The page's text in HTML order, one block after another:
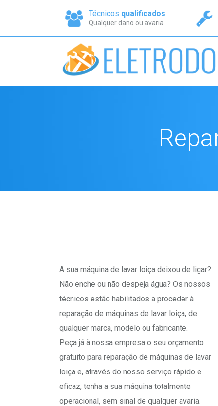
Técnicos qualificados
Qualquer dano ou avaria
A sua máquina de lavar loiça deixou de ligar?
Não enche ou não despeja água? Os nossos
técnicos estão habilitados a proceder à
reparação de máquinas de lavar loiça, de
qualquer marca, modelo ou fabricante.
Peça já à nossa empresa o seu orçamento
gratuito para reparação de máquinas de lavar
loiça e, através do nosso serviço rápido e
eficaz, tenha a sua máquina totalmente
operacional, sem sinal de qualquer avaria.